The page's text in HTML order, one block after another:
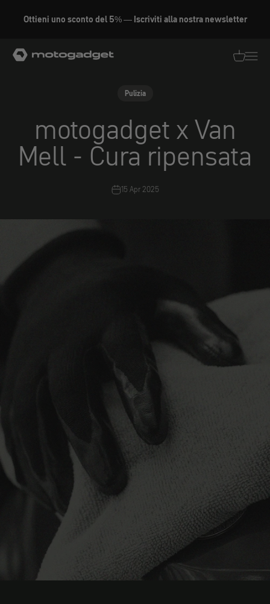
Ottieni uno sconto del 5% — Iscriviti alla nostra newsletter
motogadget GmbH
Pulizia
motogadget x Van
Mell - Cura ripensata
15 Apr 2025